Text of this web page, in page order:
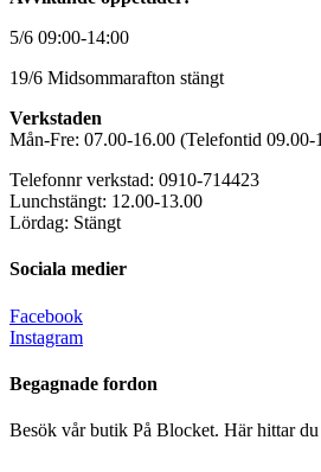
5/6 09:00-14:00
19/6 Midsommarafton stängt
Verkstaden
Mån-Fre: 07.00-16.00 (Telefontid 09.00-
Telefonnr verkstad: 0910-714423
Lunchstängt: 12.00-13.00
Lördag: Stängt
Sociala medier
Facebook
Instagram
Begagnade fordon
Besök vår butik På Blocket. Här hittar